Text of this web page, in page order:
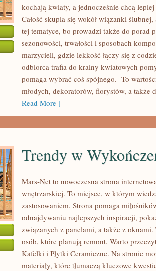
kochają kwiaty, a jednocześnie chcą
Całość skupia się wokół wiązanki
tej tematyce, bo prowadzi także do porad
sezonowości, trwałości i sposobach
marzycieli, gdzie lekkość łączy się z
odbiorca trafia do krainy kwiatowych
pomaga wybrać coś spójnego. To
młodych, dekoratorów, florystów, a także
Read More ]
Trendy w
Mars-Net to nowoczesna strona
wnętrzarskiej. To miejsce, w którym
zastosowaniem. Strona pomaga
odnajdywaniu najlepszych inspiracji,
związanych z panelami, a także z
osób, które planują remont. Warto
Kafelki i Płytki Ceramiczne. Na stronie
materiały, które tłumaczą kluczowe